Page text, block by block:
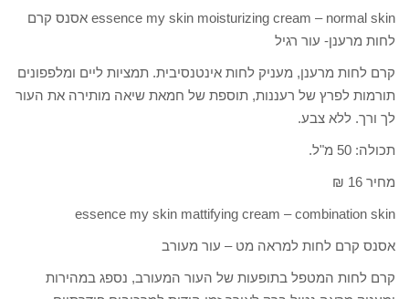
essence my skin moisturizing cream – normal skin אסנס קרם
לחות מרענן- עור רגיל
קרם לחות מרענן, מעניק לחות אינטנסיבית. תמציות ליים ומלפפונים
תורמות לפרץ של רעננות, תוספת של חמאת שיאה מותירה את העור
לך ורך. ללא צבע.
תכולה: 50 מ"ל.
מחיר 16 ₪
essence my skin mattifying cream – combination skin
אסנס קרם לחות למראה מט – עור מעורב
קרם לחות המטפל בתופעות של העור המעורב, נספג במהירות